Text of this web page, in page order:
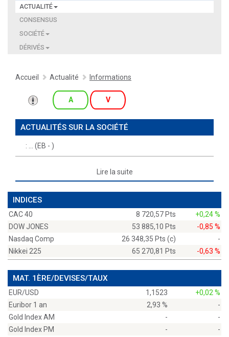
ACTUALITÉ
CONSENSUS
SOCIÉTÉ
DÉRIVÉS
Accueil Actualité Informations
A V
ACTUALITÉS SUR LA SOCIÉTÉ
: (EB - )
Lire la suite
INDICES
CAC 40 8 720,57 Pts
+0,24 %
DOW JONES
53 885,10 Pts
-0,85 %
Nasdaq Comp
26 348,35 Pts (c)
-
Nikkei 225
65 270,81 Pts -0,63 %
MAT. 1ÈRE/DEVISES/TAUX
EUR/USD 1,1523
+0,02 %
Euribor 1 an
2,93 %
-
Gold Index AM
-
-
Gold Index PM
-
-